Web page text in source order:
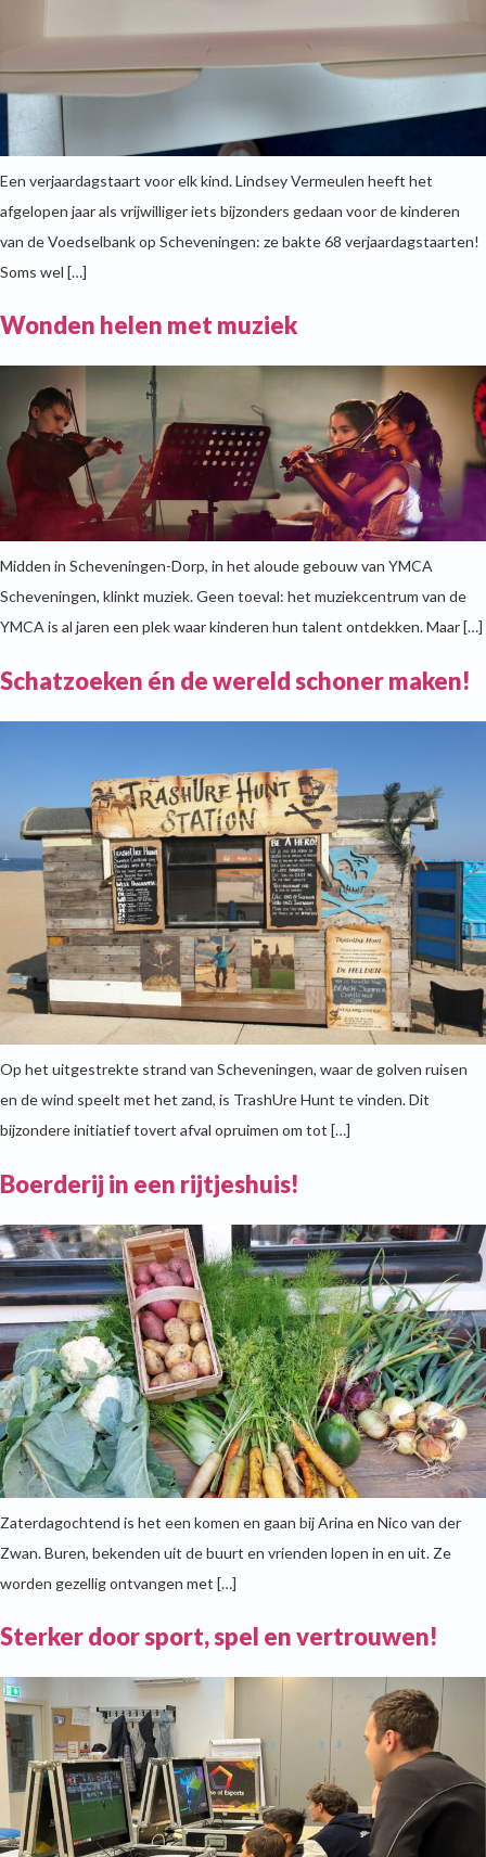
Een verjaardagstaart voor elk kind. Lindsey Vermeulen heeft het
afgelopen jaar als vrijwilliger iets bijzonders gedaan voor de kinderen
van de Voedselbank op Scheveningen: ze bakte 68 verjaardagstaarten!
Soms wel […]
Wonden helen met muziek
Midden in Scheveningen-Dorp, in het aloude gebouw van YMCA
Scheveningen, klinkt muziek. Geen toeval: het muziekcentrum van de
YMCA is al jaren een plek waar kinderen hun talent ontdekken. Maar […]
Schatzoeken én de wereld schoner maken!
Op het uitgestrekte strand van Scheveningen, waar de golven ruisen
en de wind speelt met het zand, is TrashUre Hunt te vinden. Dit
bijzondere initiatief tovert afval opruimen om tot […]
Boerderij in een rijtjeshuis!
Zaterdagochtend is het een komen en gaan bij Arina en Nico van der
Zwan. Buren, bekenden uit de buurt en vrienden lopen in en uit. Ze
worden gezellig ontvangen met […]
Sterker door sport, spel en vertrouwen!